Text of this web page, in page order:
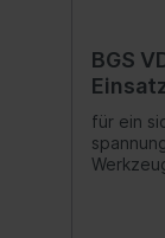
BGS
12 mm
für ein